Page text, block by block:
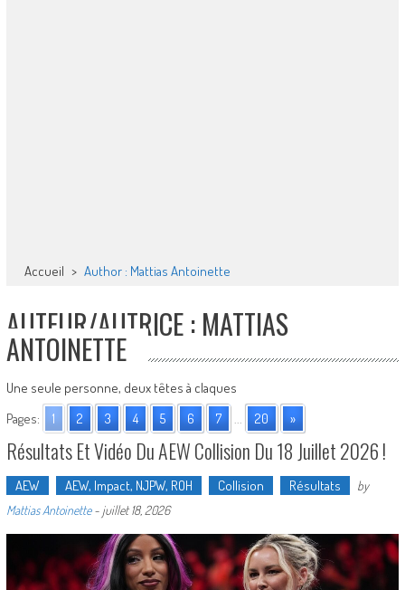
Accueil > Author : Mattias Antoinette
AUTEUR/AUTRICE : MATTIAS
ANTOINETTE
Une seule personne, deux têtes à claques
Pages:
1 2 3 4 5 6 7 ... 20 »
Résultats Et Vidéo Du AEW Collision Du 18 Juillet 2026 !
AEW AEW, Impact, NJPW, ROH Collision Résultats
by
Mattias Antoinette- juillet 18, 2026